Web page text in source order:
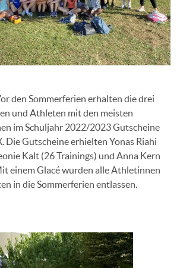
den Sommerferien erhalten die drei
und Athleten mit den meisten
im Schuljahr 2022/2023 Gutscheine
Die Gutscheine erhielten Yonas Riahi
Kalt (26 Trainings) und Anna Kern
einem Glacé wurden alle Athletinnen
in die Sommerferien entlassen.